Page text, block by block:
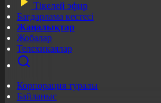
Тікелей эфир
Бағдарлама кестесі
Жаңалықтар
Жобалар
Телехикаялар
Корпорация туралы
Байланыс